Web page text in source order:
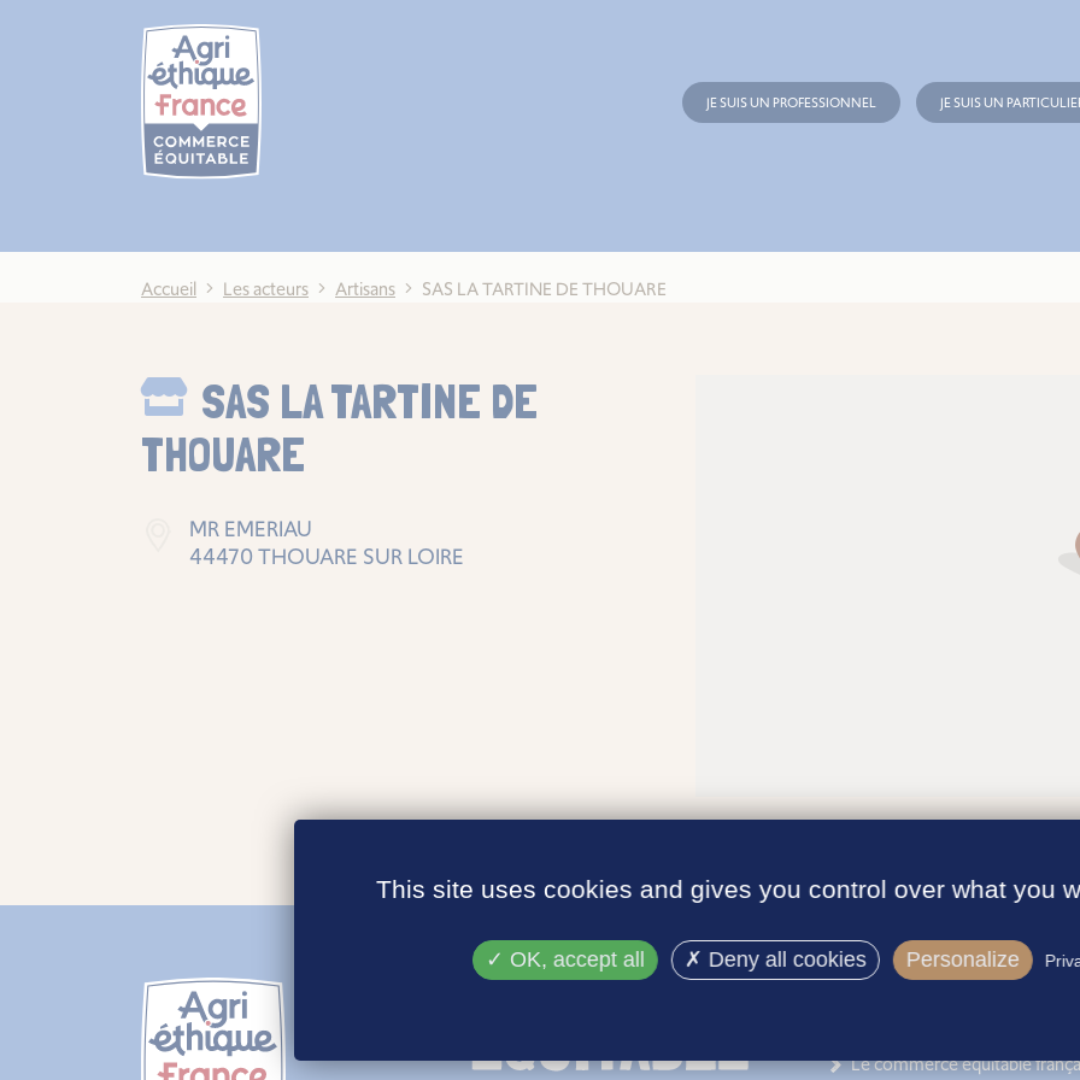
JE SUIS UN PROFESSIONNEL JE SUIS UN
Accueil Les acteurs Artisans SAS LA TARTINE DE THOUARE
SAS LA TARTINE DE
THOUARE
MR EMERIAU
44470 THOUARE SUR LOIRE
Le commerce équitable
This site uses cookies and gives you control over what you
OK, accept all Deny all cookies Personalize